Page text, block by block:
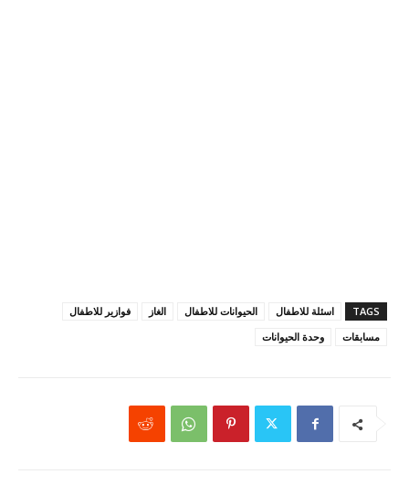
TAGS اسئلة للاطفال الحيوانات للاطفال الغاز
فوازير للاطفال
مسابقات
وحدة الحيوانات